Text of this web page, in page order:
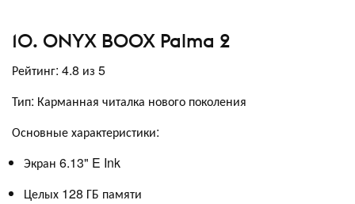
10. ONYX BOOX Palma 2
Рейтинг: 4.8 из 5
Тип: Карманная читалка нового поколения
Основные характеристики:
Экран 6.13" E Ink
Целых 128 ГБ памяти